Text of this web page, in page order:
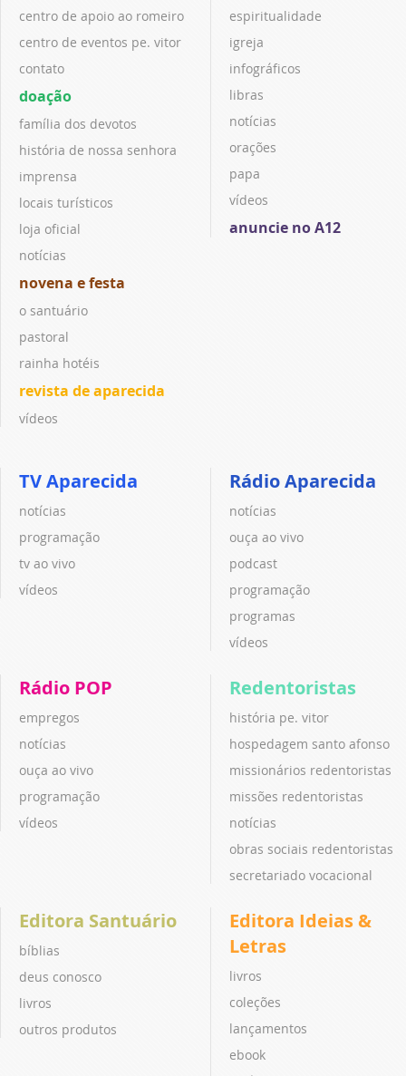
centro de apoio ao romeiro
centro de eventos pe. vitor
contato
doação
família dos devotos
história de nossa senhora
imprensa
locais turísticos
loja oficial
notícias
novena e festa
o santuário
pastoral
rainha hotéis
revista de aparecida
vídeos
espiritualidade
igreja
infográficos
libras
notícias
orações
papa
vídeos
anuncie no A12
TV Aparecida
notícias
programação
tv ao vivo
vídeos
Rádio Aparecida
notícias
ouça ao vivo
podcast
programação
programas
vídeos
Rádio POP
empregos
notícias
ouça ao vivo
programação
vídeos
Redentoristas
história pe. vitor
hospedagem santo afonso
missionários redentoristas
missões redentoristas
notícias
obras sociais redentoristas
secretariado vocacional
Editora Santuário
bíblias
deus conosco
livros
outros produtos
Editora Ideias &
Letras
livros
coleções
lançamentos
ebook